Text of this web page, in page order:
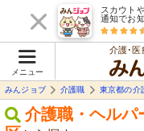
スカウト
通知でお
メニュー
介護･医
みんジョブ
介護職 東京都の介
介護職・ヘルパ